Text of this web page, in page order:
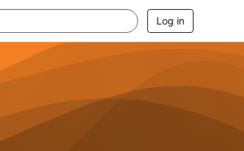
Log in